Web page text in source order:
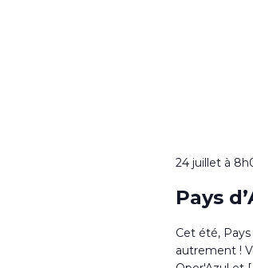
24 juillet à
Pays
Cet été,
autrement !